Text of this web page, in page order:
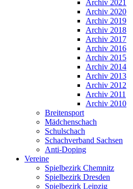
Archiv 2021
Archiv 2020
Archiv 2019
Archiv 2018
Archiv 2017
Archiv 2016
Archiv 2015
Archiv 2014
Archiv 2013
Archiv 2012
Archiv 2011
Archiv 2010
Breitensport
Mädchenschach
Schulschach
Schachverband Sachsen
Anti-Doping
Vereine
Spielbezirk Chemnitz
Spielbezirk Dresden
Spielbezirk Leipzig